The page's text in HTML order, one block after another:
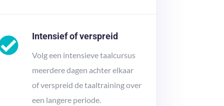
Intensief of verspreid
Volg een intensieve taalcursus
meerdere dagen achter elkaar
of verspreid de taaltraining over
een langere periode.